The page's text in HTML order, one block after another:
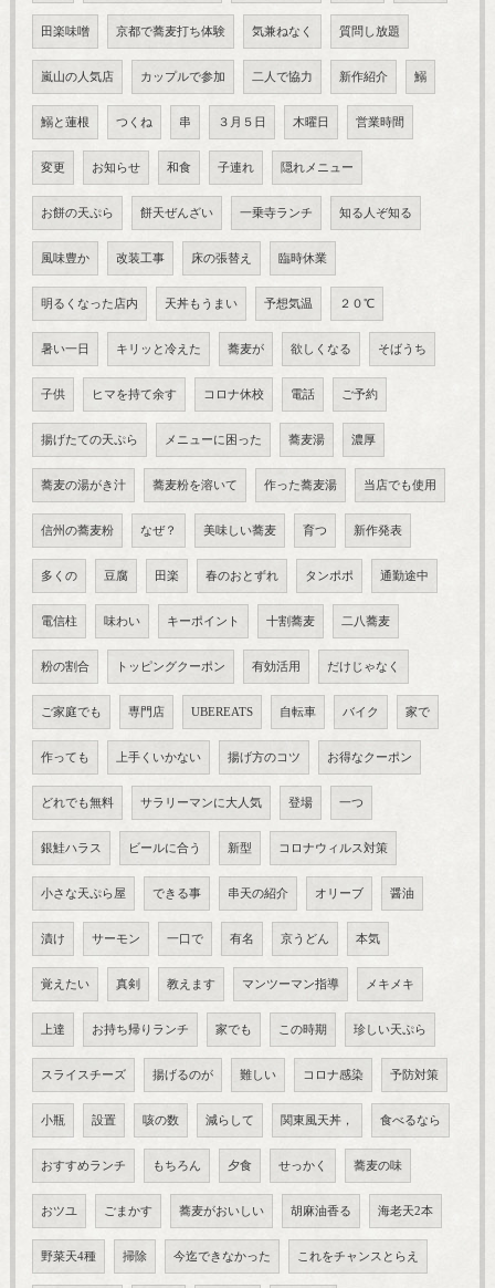
田楽味噌 京都で蕎麦打ち体験 気兼ねなく 質問し放題
嵐山の人気店 カップルで参加 二人で協力 新作紹介 鰯
鰯と蓮根 つくね 串 ３月５日 木曜日 営業時間
変更 お知らせ 和食 子連れ 隠れメニュー
お餅の天ぷら 餅天ぜんざい 一乗寺ランチ 知る人ぞ知る
風味豊か 改装工事 床の張替え 臨時休業
明るくなった店内 天丼もうまい 予想気温 ２０℃
暑い一日 キリッと冷えた 蕎麦が 欲しくなる そばうち
子供 ヒマを持て余す コロナ休校 電話 ご予約
揚げたての天ぷら メニューに困った 蕎麦湯 濃厚
蕎麦の湯がき汁 蕎麦粉を溶いて 作った蕎麦湯 当店でも使用
信州の蕎麦粉 なぜ？ 美味しい蕎麦 育つ 新作発表
多くの 豆腐 田楽 春のおとずれ タンポポ 通勤途中
電信柱 味わい キーポイント 十割蕎麦 二八蕎麦
粉の割合 トッピングクーポン 有効活用 だけじゃなく
ご家庭でも 専門店 UBEREATS 自転車 バイク 家で
作っても 上手くいかない 揚げ方のコツ お得なクーポン
どれでも無料 サラリーマンに大人気 登場 一つ
銀鮭ハラス ビールに合う 新型 コロナウィルス対策
小さな天ぷら屋 できる事 串天の紹介 オリーブ 醤油
漬け サーモン 一口で 有名 京うどん 本気
覚えたい 真剣 教えます マンツーマン指導 メキメキ
上達 お持ち帰りランチ 家でも この時期 珍しい天ぷら
スライスチーズ 揚げるのが 難しい コロナ感染 予防対策
小瓶 設置 咳の数 減らして 関東風天丼， 食べるなら
おすすめランチ もちろん 夕食 せっかく 蕎麦の味
おツユ ごまかす 蕎麦がおいしい 胡麻油香る 海老天2本
野菜天4種 掃除 今迄できなかった これをチャンスとらえ